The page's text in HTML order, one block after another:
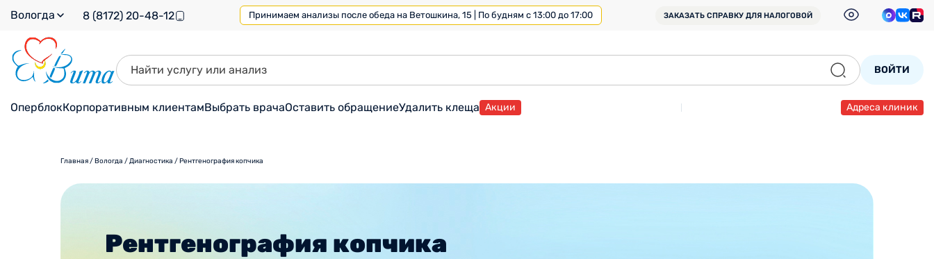
Вологда 8 (8172) 20-48-12 Принимаем анализы после обеда на Ветошкина, 15 | По будням с 13:00 до 17:00 ЗАКАЗАТЬ СПРАВКУ ДЛЯ НАЛОГОВОЙ
ВОЙТИ
ОперблокКорпоративным клиентамВыбрать врачаОставить обращениеУдалить клеща Акции Адреса клиник
Главная/Вологда /Диагностика /Рентгенография копчика
Рентгенография копчика